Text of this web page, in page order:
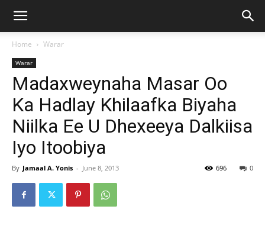
Home Warar
Warar
Madaxweynaha Masar Oo
Ka Hadlay Khilaafka Biyaha
Niilka Ee U Dhexeeya Dalkiisa
Iyo Itoobiya
By Jamaal A. Yonis - June 8, 2013 0
696